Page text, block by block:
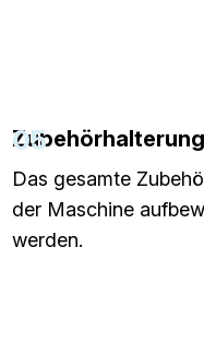
05
Zubehörhalterung
Das gesamte
der Maschine
werden.